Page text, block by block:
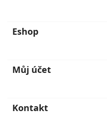
Eshop
Můj účet
Kontakt